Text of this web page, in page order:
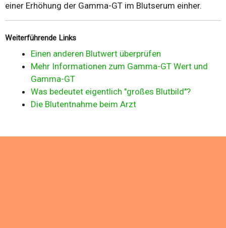
einer Erhöhung der Gamma-GT im Blutserum einher.
Weiterführende Links
Einen anderen Blutwert überprüfen
Mehr Informationen zum Gamma-GT Wert und
Gamma-GT
Was bedeutet eigentlich "großes Blutbild"?
Die Blutentnahme beim Arzt